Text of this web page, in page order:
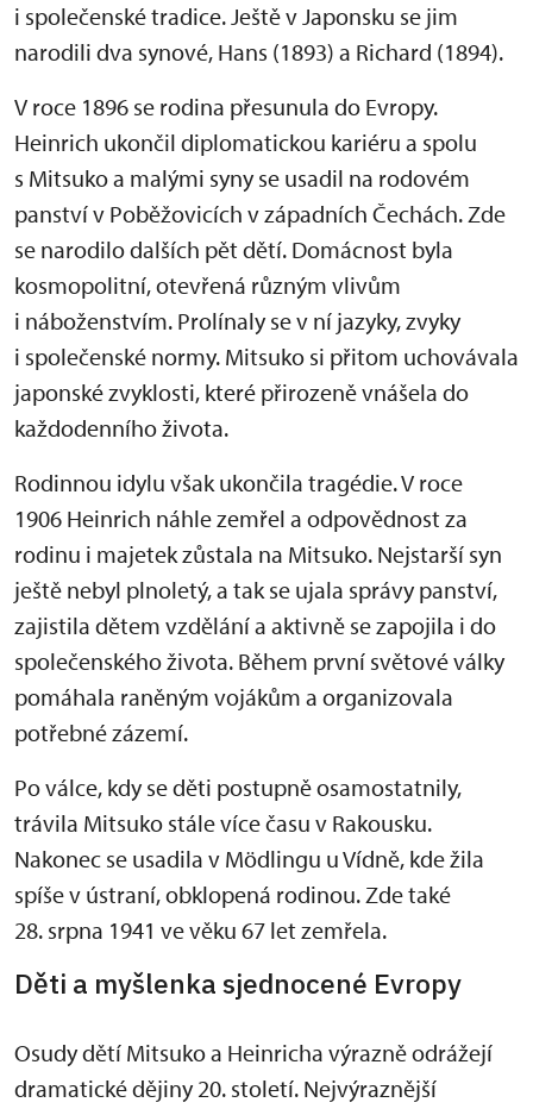
i společenské tradice. Ještě v Japonsku se jim
narodili dva synové, Hans (1893) a Richard (1894).
V roce 1896 se rodina přesunula do Evropy.
Heinrich ukončil diplomatickou kariéru a spolu
s Mitsuko a malými syny se usadil na rodovém
panství v Poběžovicích v západních Čechách. Zde
se narodilo dalších pět dětí. Domácnost byla
kosmopolitní, otevřená různým vlivům
i náboženstvím. Prolínaly se v ní jazyky, zvyky
i společenské normy. Mitsuko si přitom uchovávala
japonské zvyklosti, které přirozeně vnášela do
každodenního života.
Rodinnou idylu však ukončila tragédie. V roce
1906 Heinrich náhle zemřel a odpovědnost za
rodinu i majetek zůstala na Mitsuko. Nejstarší syn
ještě nebyl plnoletý, a tak se ujala správy panství,
zajistila dětem vzdělání a aktivně se zapojila i do
společenského života. Během první světové války
pomáhala raněným vojákům a organizovala
potřebné zázemí.
Po válce, kdy se děti postupně osamostatnily,
trávila Mitsuko stále více času v Rakousku.
Nakonec se usadila v Mödlingu u Vídně, kde žila
spíše v ústraní, obklopená rodinou. Zde také
28. srpna 1941 ve věku 67 let zemřela.
Děti a myšlenka sjednocené Evropy
Osudy dětí Mitsuko a Heinricha výrazně odrážejí
dramatické dějiny 20. století. Nejvýraznější